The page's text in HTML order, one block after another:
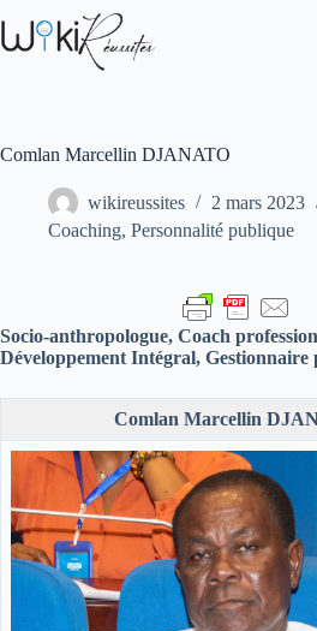
Comlan Marcellin DJANATO
wikireussites
2 mars 2023
Coaching, Personnalité publique
Socio-anthropologue, Coach
Développement Intégral,
Comlan Marcellin